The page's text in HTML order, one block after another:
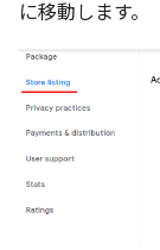
に移動します。